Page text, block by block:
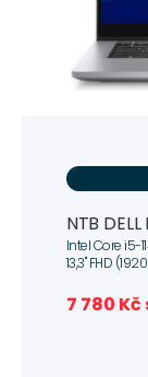
NTB
Intel Core i5-
13,3" FHD
7 780 Kč